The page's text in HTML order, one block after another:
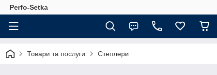
Perfo-Setka
Товари та послуги Степлери